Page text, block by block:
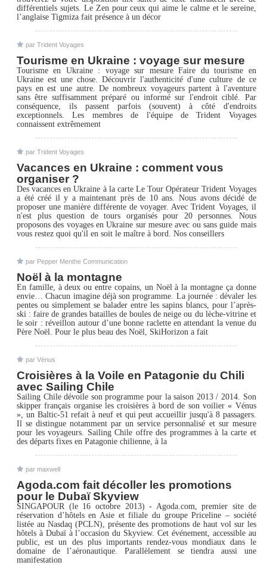
différentiels sujets. Le Zen pour ceux qui aime le calme et le sereine,
l’anglaise Tigmiza fait présence à un décor
par Trident Voyages
Tourisme en Ukraine : voyage sur mesure
Tourisme en Ukraine : voyage sur mesure Faire du tourisme en
Ukraine est une chose. Découvrir l'authenticité d'une culture de ce
pays en est une autre. De nombreux voyageurs partent à l'aventure
sans être suffisamment préparé ou informé sur l'endroit ciblé. Par
conséquence, ils passent parfois (souvent) à côté d'endroits
exceptionnels. Les membres de l'équipe de Trident Voyages
connaissent extrêmement
par Trident Voyages
Vacances en Ukraine : comment vous
organiser ?
Des vacances en Ukraine à la carte Le Tour Opérateur Trident Voyages
a été créé il y a maintenant près de 10 ans. Nous avons décidé de
proposer une manière différente de voyager. Avec Trident Voyages, il
n'est plus question de tours organisés pour 20 personnes. Nous
proposons des voyages en Ukraine sur mesure avec ou sans guide mais
vous restez quoi qu'il en soit le maître à bord. Nos conseillers
par Pepper Menthe Communication
Noël à la montagne
En famille, à deux ou entre copains, un Noël à la montagne ça donne
envie… Chacun imagine déjà son programme. La journée : dévaler les
pentes ou simplement se balader entre les sapins blancs, pour l’après-
ski : faire de grandes batailles de boules de neige ou du lèche-vitrine et
le soir : réveillon autour d’une bonne raclette en attendant la venue du
Père Noël. Pour le plus beau des Noël, SkiHorizon a fait
par Vénus
Croisières à la Voile en Patagonie du Chili
avec Sailing Chile
Sailing Chile dévoile son programme pour la saison 2013 / 2014. Son
skipper français organise les croisières à bord de son voilier « Vénus
», un Baltic-51 refait à neuf et qui peut accueillir jusqu'à 8 passagers.
Il se distingue notamment par un service personnalisé et sur mesure
pour les voyageurs. Sailing Chile offre des programmes à la carte et
des départs fixes en Patagonie chilienne, à la
par maxwell
Agoda.com fait décoller les promotions
pour le Dubaï Skyview
SINGAPOUR (le 16 octobre 2013) - Agoda.com, premier site de
réservation d’hôtels en Asie et filiale du groupe Priceline – société
listée au Nasdaq (PCLN), présente des promotions de haut vol sur les
hôtels à Dubaï à l’occasion du Skyview. Cet événement, accessible au
public, est un des plus importants rendez-vous mondiaux dans le
domaine de l’aéronautique. Parallèlement se tiendra aussi une
manifestation